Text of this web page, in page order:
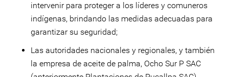
intervenir para proteger a los líderes y comuneros
indígenas, brindando las medidas adecuadas para
garantizar su seguridad;
Las autoridades nacionales y regionales, y también
la empresa de aceite de palma, Ocho Sur P SAC